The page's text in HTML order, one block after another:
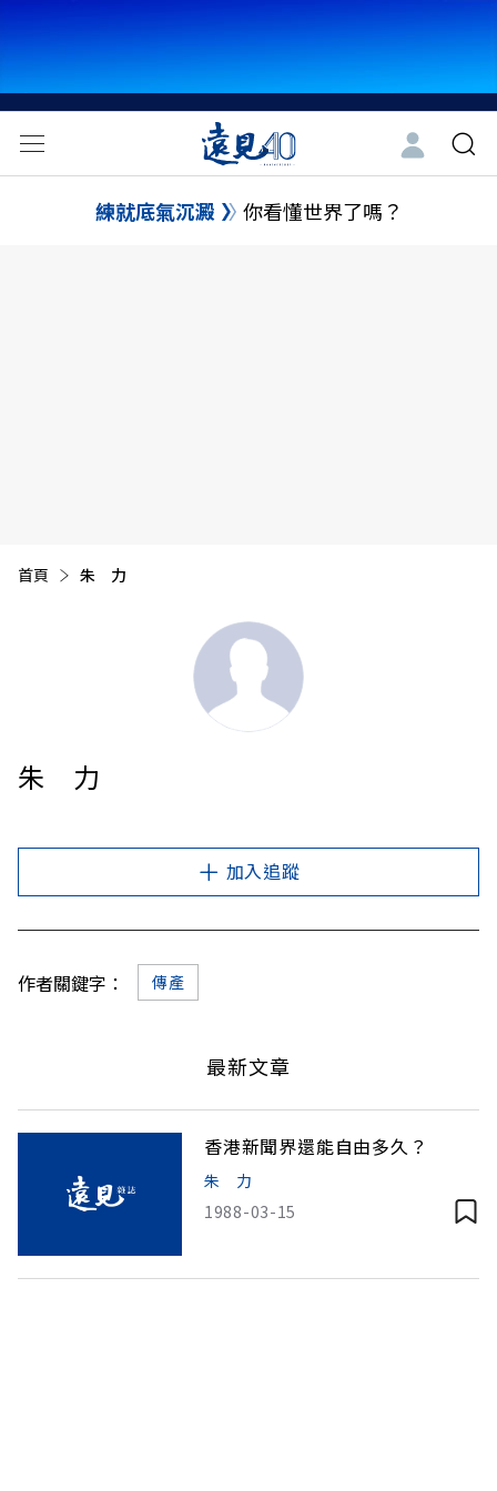
練就底氣沉澱 你看懂世界了嗎？
首頁 目前頁面：
朱 力
朱 力
加入追蹤
作者關鍵字： 傳產
最新文章
香港新聞界還能自由多久？
朱 力
1988-03-15